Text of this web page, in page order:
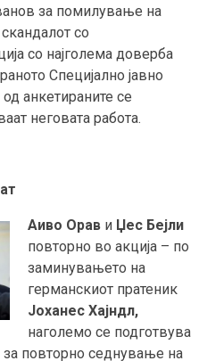
за помилување на
со
со најголема доверба
Специјално јавно
анкетираните се
неговата работа.
Аиво Орав и Џес Бејли
повторно во акција – по
заминувањето на
германскиот пратеник
Јоханес Хајндл,
наголемо се подготвува
за повторно седнување на